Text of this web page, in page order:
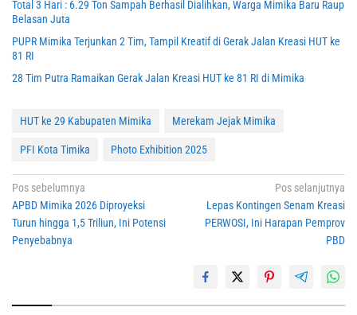
Total 3 Hari : 6.29 Ton Sampah Berhasil Dialihkan, Warga Mimika Baru Raup
Belasan Juta
PUPR Mimika Terjunkan 2 Tim, Tampil Kreatif di Gerak Jalan Kreasi HUT ke
81 RI
28 Tim Putra Ramaikan Gerak Jalan Kreasi HUT ke 81 RI di Mimika
HUT ke 29 Kabupaten Mimika Merekam Jejak Mimika
PFI Kota Timika Photo Exhibition 2025
Navigasi
pos
Pos sebelumnya
APBD Mimika 2026 Diproyeksi
Turun hingga 1,5 Triliun, Ini Potensi
Penyebabnya
Pos selanjutnya
Lepas Kontingen Senam Kreasi
PERWOSI, Ini Harapan Pemprov
PBD